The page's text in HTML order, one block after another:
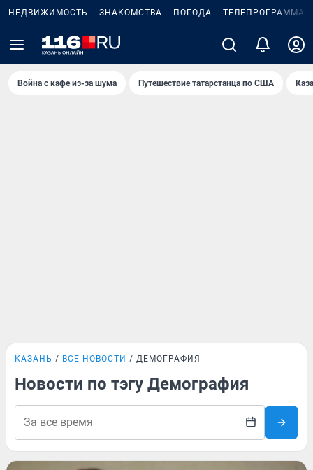
НЕДВИЖИМОСТЬ ЗНАКОМСТВА ПОГОДА ТЕЛЕПРОГРАММА
Война с кафе из-за шума Путешествие татарстанца по США
КАЗАНЬ ВСЕ НОВОСТИ ДЕМОГРАФИЯ
Новости по тэгу Демография